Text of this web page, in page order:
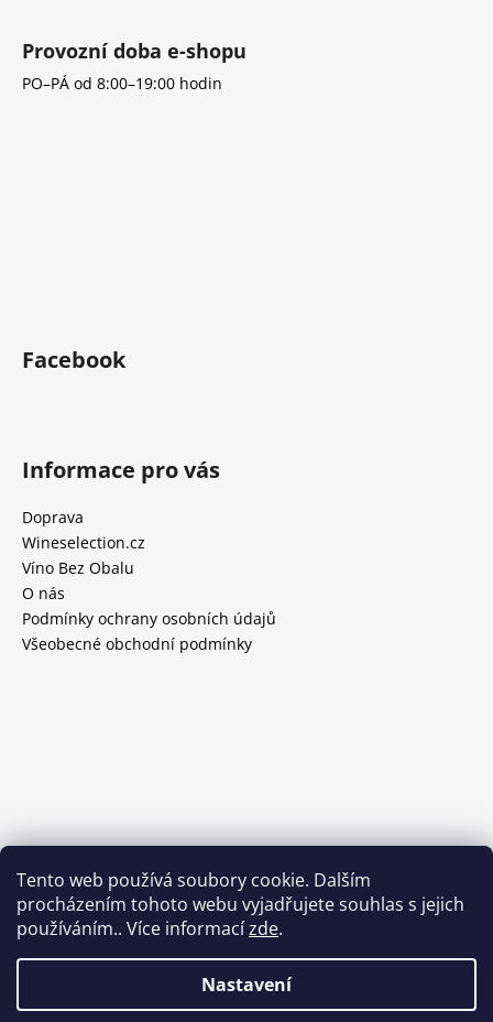
Tento web používá soubory cookie. Dalším
procházením tohoto webu vyjadřujete souhlas s jejich
používáním.. Více informacízde.
Nastavení
Provozní doba e-shopu
PO–PÁ od 8:00–19:00 hodin
Facebook
Informace pro vás
Doprava
Wineselection.cz
Víno Bez Obalu
O nás
Podmínky ochrany osobních údajů
Všeobecné obchodní podmínky